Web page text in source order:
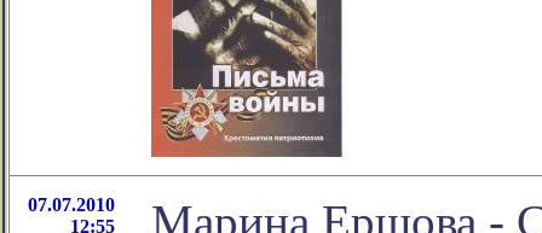
07.07.2010
12:55
Марина Ершова -